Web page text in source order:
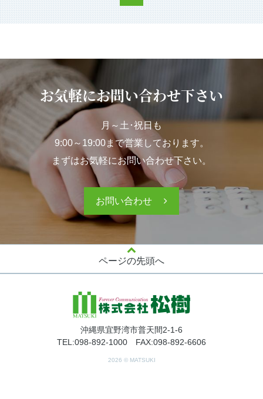
お気軽にお問い合わせ下さい
月～土･祝日も
9:00～19:00まで営業しております。
まずはお気軽にお問い合わせ下さい。
お問い合わせ
ページの先頭へ
沖縄県宜野湾市普天間2-1-6
TEL:098-892-1000 FAX:098-892-6606
2026 © MATSUKI